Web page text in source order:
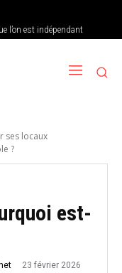
l’on est indépendant
ses locaux
?
est-
23 février 2026